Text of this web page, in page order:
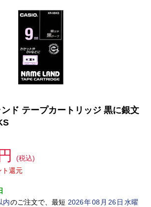
ド テープカートリッジ 黒に銀文
(税込)
ト還元
内のご注文で、最短 2026年08 月 26日水曜